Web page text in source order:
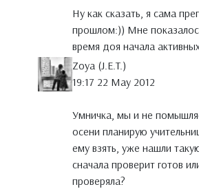
Ну как сказать, я сама
прошлом:)) Мне
время доя начала
Zoya (J.E.T.)
19:17 22 May 2012
Умничка, мы и не
осени планирую
ему взять, уже нашли
сначала проверит готов
проверяла?